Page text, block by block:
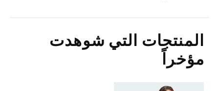
المنتجات التي شوهدت
مؤخراً